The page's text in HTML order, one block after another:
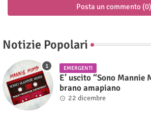
Posta un commento (0)
Notizie Popolari
EMERGENTI
E’ uscito “Sono Mannie
brano amapiano
22 dicembre